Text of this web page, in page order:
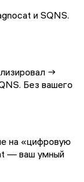
и SQNS.
→
Без вашего
на «цифровую
— ваш умный